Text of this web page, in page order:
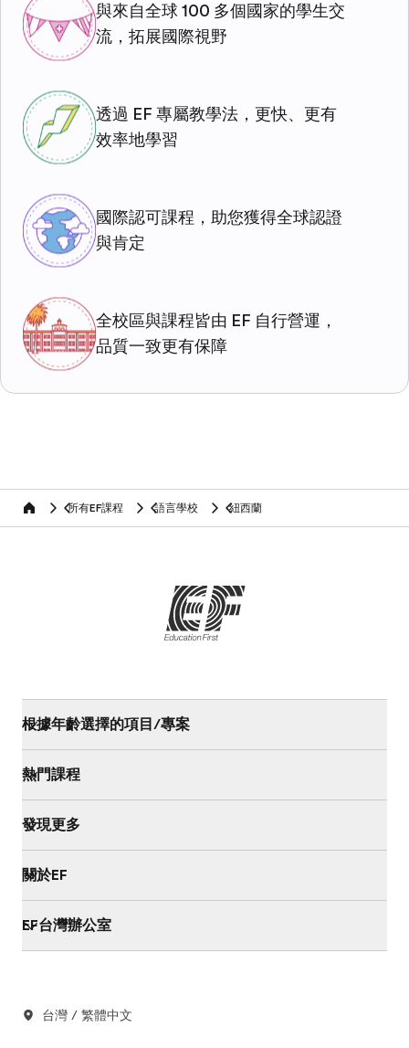
與來自全球 100 多個國家的學生交
流，拓展國際視野
透過 EF 專屬教學法，更快、更有
效率地學習
國際認可課程，助您獲得全球認證
與肯定
全校區與課程皆由 EF 自行營運，
品質一致更有保障
home 所有EF課程 語言學校 紐西蘭
根據年齡選擇的項目/專案
熱門課程
發現更多
關於EF
EF台灣辦公室
台灣 / 繁體中文